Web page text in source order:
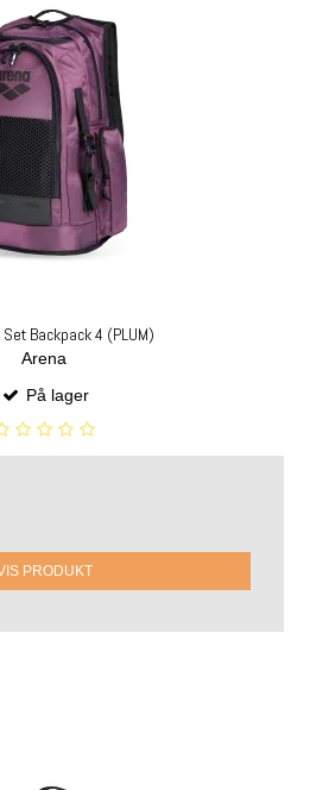
Backpack 4 (PLUM)
Arena
På lager
PRODUKT